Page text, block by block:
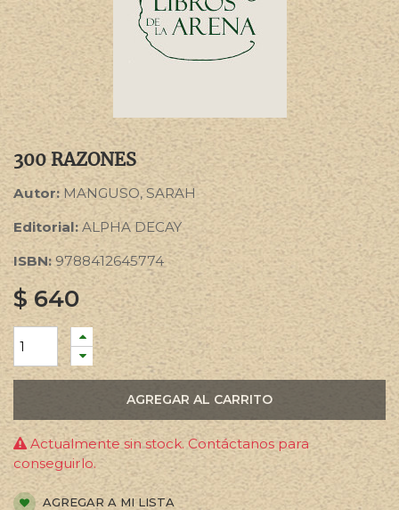
300 RAZONES
Autor: MANGUSO, SARAH
Editorial:ALPHA DECAY
ISBN: 9788412645774
$640
AGREGAR AL CARRITO
Actualmente sin stock. Contáctanos para
conseguirlo.
AGREGAR A MI LISTA